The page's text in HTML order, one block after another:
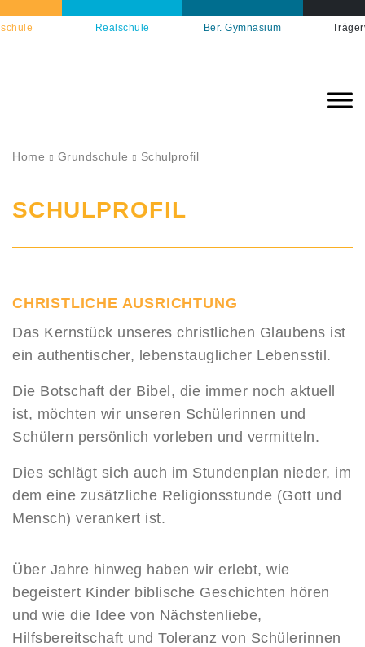
Realschule Ber. Gymnasium
Home Grundschule Schulprofil
SCHULPROFIL
CHRISTLICHE AUSRICHTUNG
Das Kernstück unseres christlichen Glaubens ist
ein authentischer, lebenstauglicher Lebensstil.
Die Botschaft der Bibel, die immer noch aktuell
ist, möchten wir unseren Schülerinnen und
Schülern persönlich vorleben und vermitteln.
Dies schlägt sich auch im Stundenplan nieder, im
dem eine zusätzliche Religionsstunde (Gott und
Mensch) verankert ist.
Über Jahre hinweg haben wir erlebt, wie
begeistert Kinder biblische Geschichten hören
und wie die Idee von Nächstenliebe,
Hilfsbereitschaft und Toleranz von Schülerinnen